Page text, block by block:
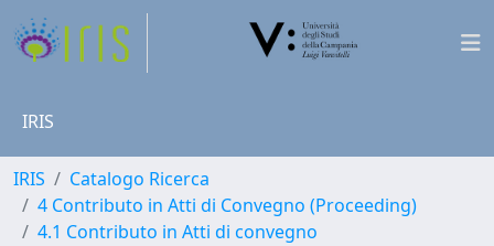
IRIS
IRIS
Catalogo Ricerca
4 Contributo in Atti di Convegno (Proceeding)
4.1 Contributo in Atti di convegno